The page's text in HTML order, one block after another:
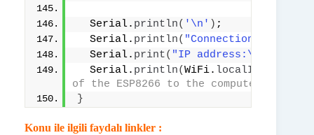
  Serial.
println( '\n' ) ;
  Serial.
println( "Connection
  Serial.
print( "IP address:\t"
  Serial.
println(WiFi. localIP
of the ESP8266 to the computer
}
Konu ile ilgili faydalı linkler :